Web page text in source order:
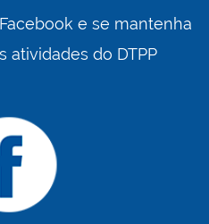
e se mantenha
atividades do DTPP